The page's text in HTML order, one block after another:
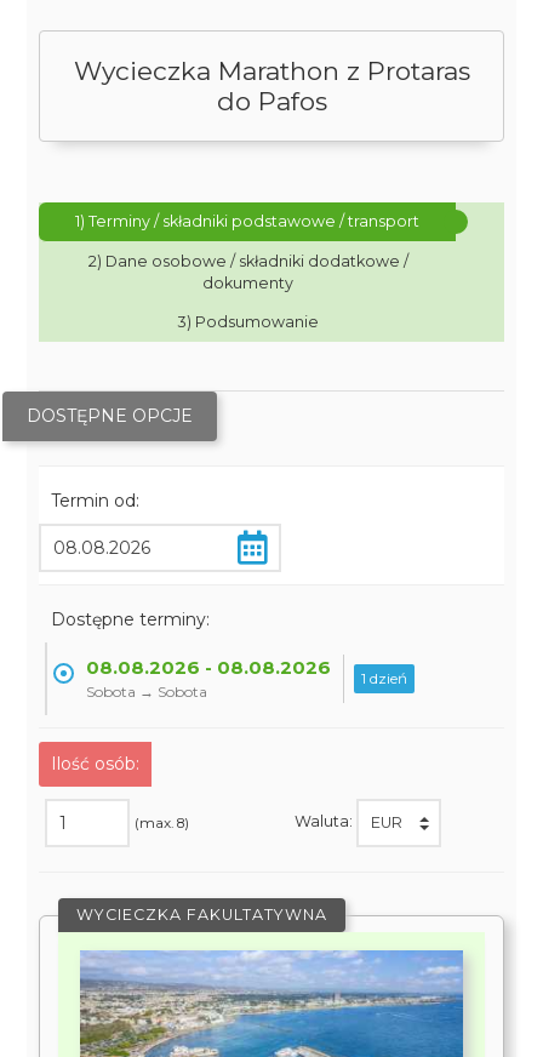
Wycieczka Marathon z Protaras
do Pafos
1) Terminy / składniki podstawowe / transport
2) Dane osobowe / składniki dodatkowe /
dokumenty
3) Podsumowanie
DOSTĘPNE OPCJE
Termin od:
Dostępne terminy:
08.08.2026 - 08.08.2026
Sobota → Sobota
1 dzień
Ilość osób:
(max. 8) Waluta:
WYCIECZKA FAKULTATYWNA